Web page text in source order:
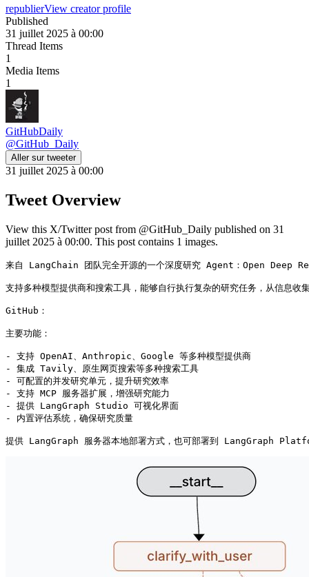
republierView creator profile
Published
31 juillet 2025 à 00:00
Thread Items
1
Media Items
1
GitHubDaily
@GitHub_Daily
Aller sur tweeter
31 juillet 2025 à 00:00
Tweet Overview
View this X/Twitter post from @GitHub_Daily published on 31
juillet 2025 à 00:00. This post contains 1 images.
来自 LangChain 团队完全开源的一个深度研究 Agent：Open Deep
支持多种模型提供商和搜索工具，能够自行执行复杂的研究任务，从信息收
GitHub：
主要功能：
- 支持 OpenAI、Anthropic、Google 等多种模型提供商
- 集成 Tavily、原生网页搜索等多种搜索工具
- 可配置的并发研究单元，提升研究效率
- 支持 MCP 服务器扩展，增强研究能力
- 提供 LangGraph Studio 可视化界面
- 内置评估系统，确保研究质量
提供 LangGraph 服务器本地部署方式，也可部署到 LangGraph